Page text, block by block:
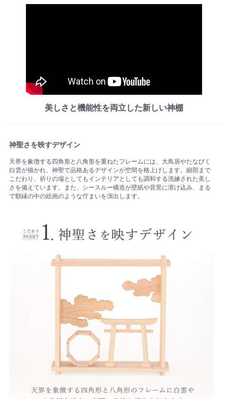
美しさと機能性を両立した新しい神棚
神聖さを映すデザイン
天界を象徴する四角形と八角形を重ねたフレームには、大鳥居やたなびく
白雲が描かれ、神聖で品格あるデザインが空間を格上げします。細部まで
こだわり、祈りの場としてもインテリアとしても調和する洗練された美し
さを備えています。また、シースルー構造が壁紙や背景に溶け込み、まる
で額縁の中の絵画のような佇まいを演出します。